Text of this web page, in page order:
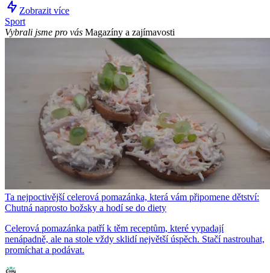
Zobrazit více
Sport
Vybrali jsme pro vás Magazíny a zajímavosti
Ta nejpoctivější celerová pomazánka, která vám připomene dětství:
Chutná naprosto božsky a hodí se do diety
Celerová pomazánka patří k těm receptům, které vypadají
nenápadně, ale na stole vždy sklidí největší úspěch. Stačí nastrouhat,
promíchat a podávat.